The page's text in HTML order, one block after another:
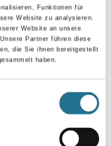
Funktionen für
Website zu analysieren.
Website an unsere
Partner führen diese
die Sie ihnen bereitgestellt
haben.
blau